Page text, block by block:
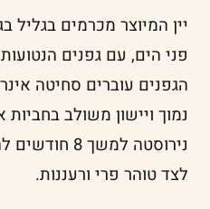
פני הים, עם גפנים
הגפנים עוברים סחיטה
נמוך ויישון משולב בחביות
נירוסטה
לצד טוהר פרי ורעננות.